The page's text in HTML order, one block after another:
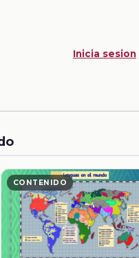
Inicia sesion
CONTENIDO